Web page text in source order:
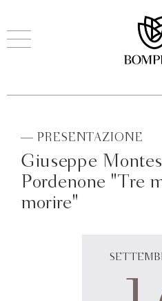
— PRESENTAZIONE
Giuseppe
Pordenone "Tre
morire"